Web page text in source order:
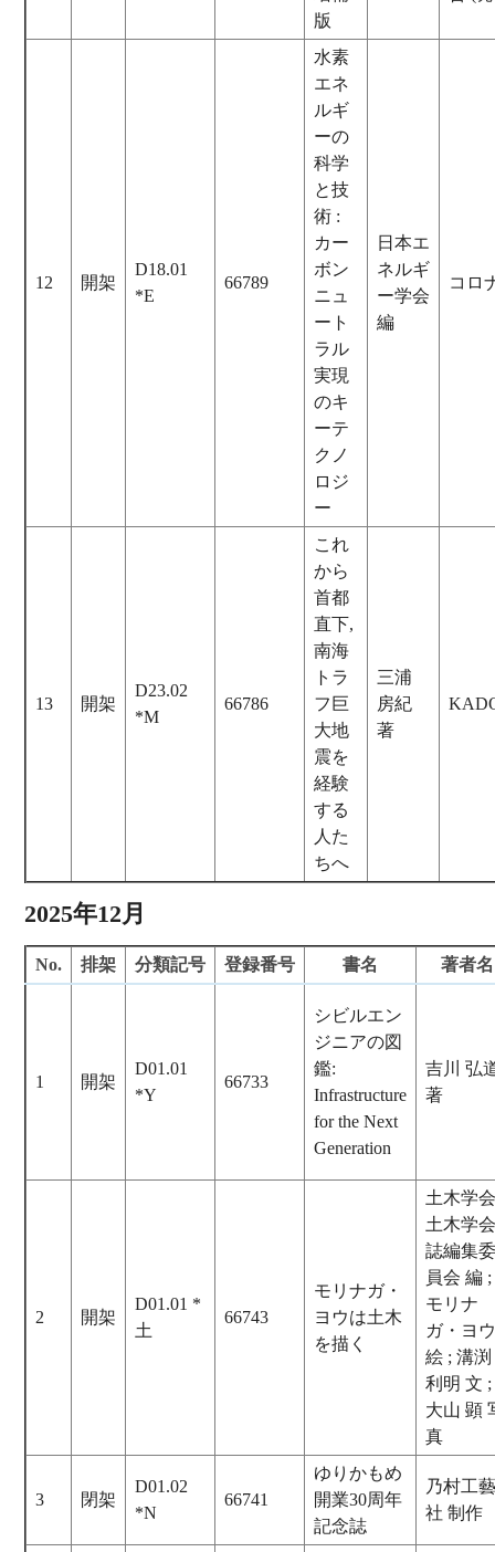
版
12 開架
D18.01
*E
66789
水素
エネ
ルギ
ーの
科学
と技
術 :
カー
ボン
ニュ
ート
ラル
実現
のキ
ーテ
クノ
ロジ
ー
日本エ
ネルギ
ー学会
編
コロ
13 開架
D23.02
*M
66786
これ
から
首都
直下,
南海
トラ
フ巨
大地
震を
経験
する
人た
ちへ
三浦
房紀
著
2025年12月
No. 排架 分類記号 登録番号 書名 著者名
1 開架
D01.01
*Y
66733
シビルエン
ジニアの図
鑑:
Infrastructure
for the Next
Generation
吉川 弘
著
2 開架
D01.01 *
土
66743
モリナガ・
ヨウは土木
を描く
土木学会
土木学会
誌編集委
員会 編 ;
モリナ
ガ・ヨウ
絵 ; 溝渕
利明 文 ;
大山 顕
真
3 閉架
D01.02
*N
66741
ゆりかもめ
開業30周年
記念誌
乃村工藝
社 制作